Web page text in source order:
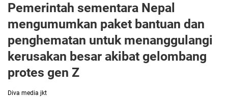
Pemerintah sementara Nepal
mengumumkan paket bantuan dan
penghematan untuk menanggulangi
kerusakan besar akibat gelombang
protes gen Z
Diva media jkt